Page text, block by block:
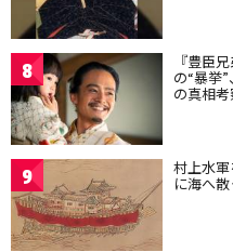
8 『豊臣
の“暴挙
の真相
9 村上水
に海へ